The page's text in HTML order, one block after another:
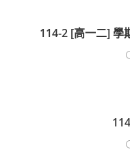
114-2 [高一二] 學